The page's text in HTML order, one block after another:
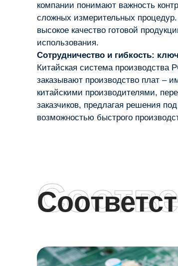
компании понимают важность
сложных измерительных процедур.
высокое качество готовой
использования.
Сотрудничество и гибкость:
Китайская система производства
заказывают производство плат –
китайскими производителями,
заказчиков, предлагая решения
возможностью быстрого